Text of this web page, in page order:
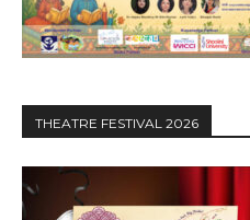
THEATRE FESTIVAL 2026